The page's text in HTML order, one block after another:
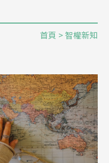
首頁 > 智權新知